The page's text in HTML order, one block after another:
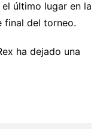
último lugar en la
final del torneo.
ha dejado una